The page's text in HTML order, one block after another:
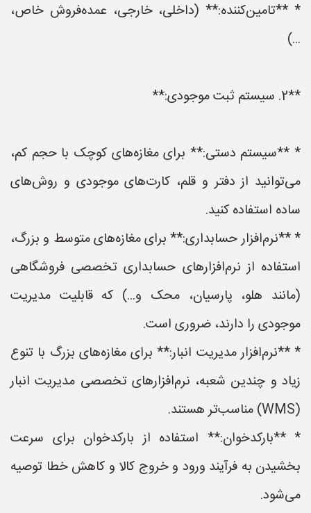
* **تامین‌کننده:** (داخلی، خارجی، عمده‌فروش خاص،
...)
**2. سیستم ثبت موجودی:**
* **سیستم دستی:** برای مغازه‌های کوچک با حجم کم،
می‌توانید از دفتر و قلم، کارت‌های موجودی و روش‌های
ساده استفاده کنید.
* **نرم‌افزار حسابداری:** برای مغازه‌های متوسط و بزرگ،
استفاده از نرم‌افزارهای حسابداری تخصصی فروشگاهی
(مانند هلو، پارسیان، محک و...) که قابلیت مدیریت
موجودی را دارند، ضروری است.
* **نرم‌افزار مدیریت انبار:** برای مغازه‌های بزرگ با تنوع
زیاد و چندین شعبه، نرم‌افزارهای تخصصی مدیریت انبار
(WMS) مناسب‌تر هستند.
* **بارکدخوان:** استفاده از بارکدخوان برای سرعت
بخشیدن به فرآیند ورود و خروج کالا و کاهش خطا توصیه
می‌شود.